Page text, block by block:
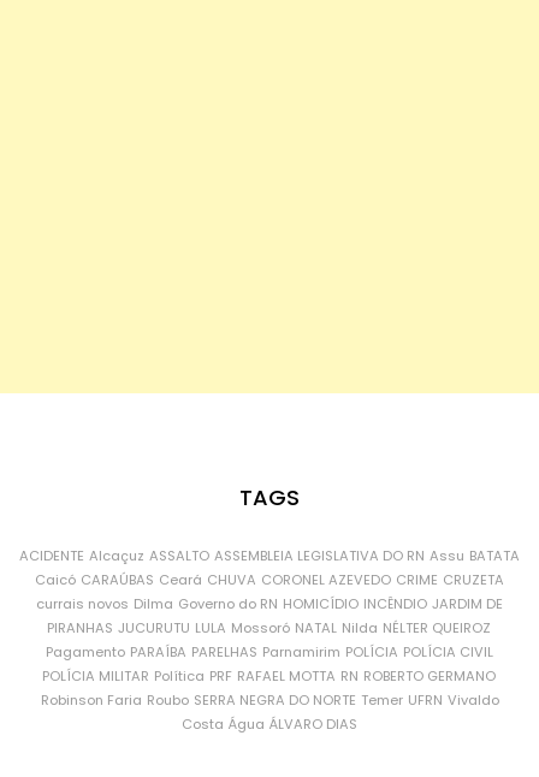
TAGS
ACIDENTE Alcaçuz ASSALTO ASSEMBLEIA LEGISLATIVA DO RN Assu BATATA
Caicó CARAÚBAS Ceará CHUVA CORONEL AZEVEDO CRIME CRUZETA
currais novos Dilma Governo do RN HOMICÍDIO INCÊNDIO JARDIM DE
PIRANHAS JUCURUTU LULA Mossoró NATAL Nilda NÉLTER QUEIROZ
Pagamento PARAÍBA PARELHAS Parnamirim POLÍCIA POLÍCIA CIVIL
POLÍCIA MILITAR Política PRF RAFAEL MOTTA RN ROBERTO GERMANO
Robinson Faria Roubo SERRA NEGRA DO NORTE Temer UFRN Vivaldo
Costa Água ÁLVARO DIAS